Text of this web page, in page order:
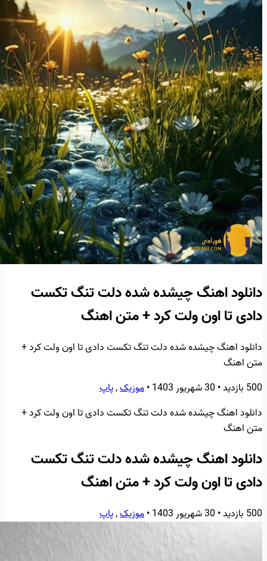
دانلود اهنگ چیشده شده دلت تنگ تکست
دادی تا اون ولت کرد + متن اهنگ
دانلود اهنگ چیشده شده دلت تنگ تکست دادی تا اون ولت کرد +
متن اهنگ
500 بازدید
• 30 شهریور 1403 •موزیک,پاپ
دانلود اهنگ چیشده شده دلت تنگ تکست دادی تا اون ولت کرد +
متن اهنگ
دانلود اهنگ چیشده شده دلت تنگ تکست
دادی تا اون ولت کرد + متن اهنگ
500 بازدید • 30 شهریور 1403 •موزیک,پاپ